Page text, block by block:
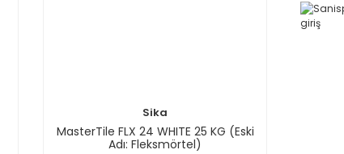
Sika
MasterTile FLX 24 WHITE 25 KG (Eski
Adı: Fleksmörtel)